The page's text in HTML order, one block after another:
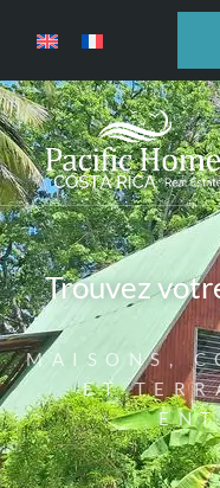
Trouvez
MAISONS,
ET